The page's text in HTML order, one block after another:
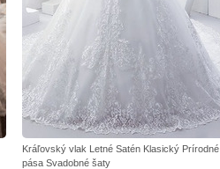
Kráľovský vlak Letné Satén Klasický Prírodné
pása Svadobné šaty